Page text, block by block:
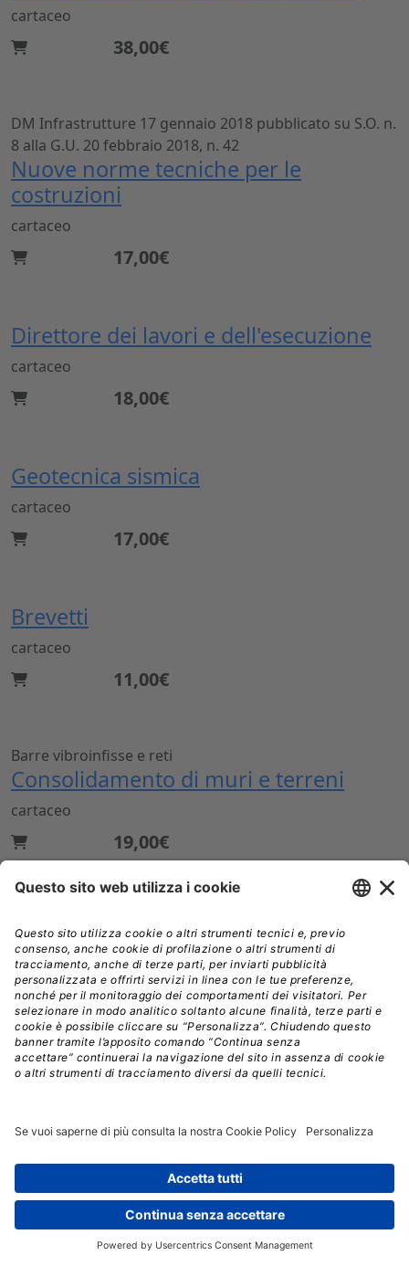
cartaceo
38,00€
DM Infrastrutture 17 gennaio 2018 pubblicato su S.O. n.
8 alla G.U. 20 febbraio 2018, n. 42
Nuove norme tecniche per le
costruzioni
cartaceo
17,00€
Direttore dei lavori e dell'esecuzione
cartaceo
18,00€
Geotecnica sismica
cartaceo
17,00€
Brevetti
cartaceo
11,00€
Barre vibroinfisse e reti
Consolidamento di muri e terreni
cartaceo
19,00€
Sistemi antincendio Reti di idranti
cartaceo
39,00€
Efficienza nei lavori pubblici
58,00€
De terraemotu